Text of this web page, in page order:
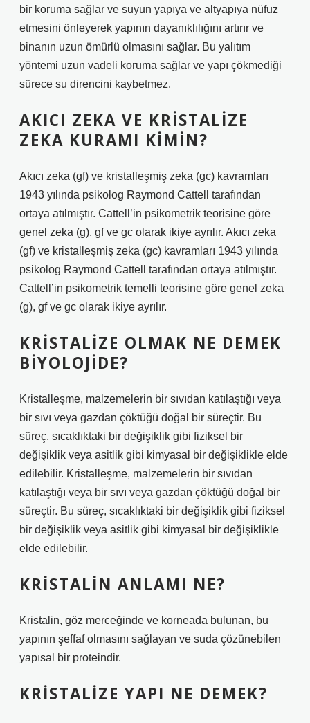
bir koruma sağlar ve suyun yapıya ve altyapıya nüfuz
etmesini önleyerek yapının dayanıklılığını artırır ve
binanın uzun ömürlü olmasını sağlar. Bu yalıtım
yöntemi uzun vadeli koruma sağlar ve yapı çökmediği
sürece su direncini kaybetmez.
AKICI ZEKA VE KRISTALIZE
ZEKA KURAMI KIMIN?
Akıcı zeka (gf) ve kristalleşmiş zeka (gc) kavramları
1943 yılında psikolog Raymond Cattell tarafından
ortaya atılmıştır. Cattell’in psikometrik teorisine göre
genel zeka (g), gf ve gc olarak ikiye ayrılır. Akıcı zeka
(gf) ve kristalleşmiş zeka (gc) kavramları 1943 yılında
psikolog Raymond Cattell tarafından ortaya atılmıştır.
Cattell’in psikometrik temelli teorisine göre genel zeka
(g), gf ve gc olarak ikiye ayrılır.
KRISTALIZE OLMAK NE DEMEK
BIYOLOJIDE?
Kristalleşme, malzemelerin bir sıvıdan katılaştığı veya
bir sıvı veya gazdan çöktüğü doğal bir süreçtir. Bu
süreç, sıcaklıktaki bir değişiklik gibi fiziksel bir
değişiklik veya asitlik gibi kimyasal bir değişiklikle elde
edilebilir. Kristalleşme, malzemelerin bir sıvıdan
katılaştığı veya bir sıvı veya gazdan çöktüğü doğal bir
süreçtir. Bu süreç, sıcaklıktaki bir değişiklik gibi fiziksel
bir değişiklik veya asitlik gibi kimyasal bir değişiklikle
elde edilebilir.
KRISTALIN ANLAMI NE?
Kristalin, göz merceğinde ve korneada bulunan, bu
yapının şeffaf olmasını sağlayan ve suda çözünebilen
yapısal bir proteindir.
KRISTALIZE YAPI NE DEMEK?